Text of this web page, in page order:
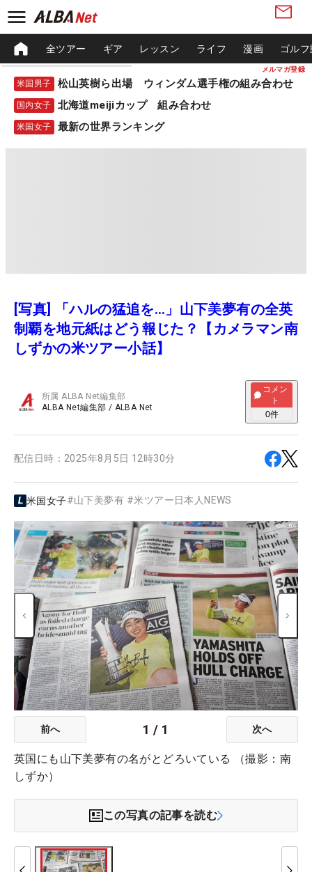
メルマガ登録
全ツアー ギア レッスン ライフ 漫画 ゴル
米国男子 松山英樹ら出場 ウィンダム選手権の組み合わせ
国内女子 北海道meijiカップ 組み合わせ
米国女子 最新の世界ランキング
[写真] 「ハルの猛追を…」山下美夢有の全英
制覇を地元紙はどう報じた？【カメラマン南
しずかの米ツアー小話】
所属ALBA Net編集部
ALBA Net編集部 / ALBA Net
コメン
ト
0件
配信日時： 2025年8月5日 12時30分
米国女子#山下美夢有 #米ツアー日本人NEWS
前へ 1 / 1 次へ
英国にも山下美夢有の名がとどろいている （撮影：南
しずか）
この写真の記事を読む